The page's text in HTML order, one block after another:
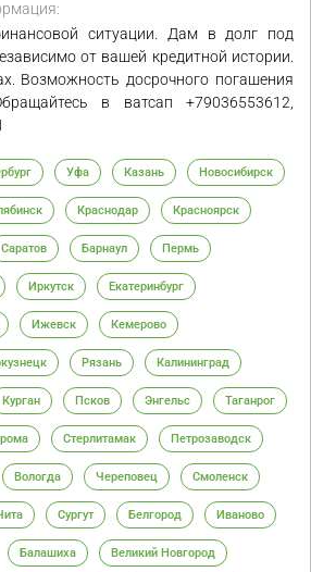
ситуации. Дам в долг под
от вашей кредитной истории.
Возможность досрочного погашения
в ватсап +79036553612,
Уфа Казань Новосибирск
Краснодар Красноярск
Саратов Барнаул Пермь
Иркутск Екатеринбург
Ижевск Кемерово
Рязань Калининград
Курган Псков Энгельс Таганрог
Стерлитамак Петрозаводск
Вологда Череповец Смоленск
Сургут Белгород Иваново
Балашиха Великий Новгород